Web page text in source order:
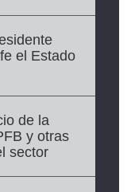
el Estado
de la
y otras
sector